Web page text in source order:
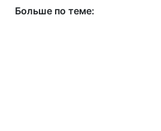
Больше по теме: